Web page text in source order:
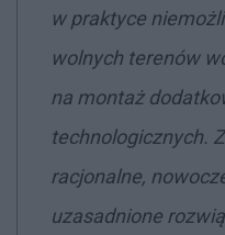
w praktyce
wolnych terenów
na montaż
technologicznych.
racjonalne,
uzasadnione